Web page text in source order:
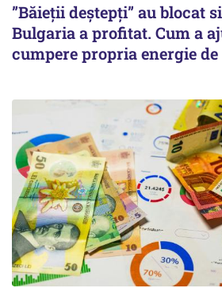
”Băieții deștepți” au blocat
Bulgaria a profitat. Cum a
cumpere propria energie